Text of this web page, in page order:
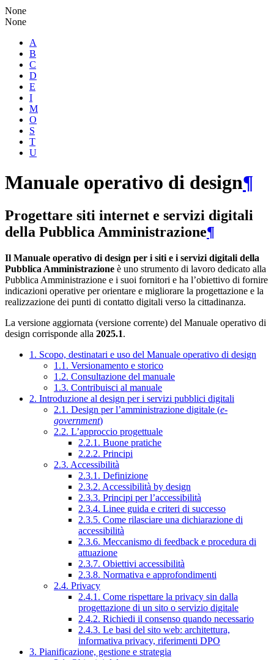
None
None
A
B
C
D
E
I
M
O
S
T
U
Manuale operativo di design¶
Progettare siti internet e servizi digitali
della Pubblica Amministrazione¶
Il Manuale operativo di design per i siti e i servizi digitali della
Pubblica Amministrazione è uno strumento di lavoro dedicato alla
Pubblica Amministrazione e i suoi fornitori e ha l’obiettivo di fornire
indicazioni operative per orientare e migliorare la progettazione e la
realizzazione dei punti di contatto digitali verso la cittadinanza.
La versione aggiornata (versione corrente) del Manuale operativo di
design corrisponde alla 2025.1.
1. Scopo, destinatari e uso del Manuale operativo di design
1.1. Versionamento e storico
1.2. Consultazione del manuale
1.3. Contribuisci al manuale
2. Introduzione al design per i servizi pubblici digitali
2.1. Design per l’amministrazione digitale (e-
government)
2.2. L’approccio progettuale
2.2.1. Buone pratiche
2.2.2. Principi
2.3. Accessibilità
2.3.1. Definizione
2.3.2. Accessibilità by design
2.3.3. Principi per l’accessibilità
2.3.4. Linee guida e criteri di successo
2.3.5. Come rilasciare una dichiarazione di
accessibilità
2.3.6. Meccanismo di feedback e procedura di
attuazione
2.3.7. Obiettivi accessibilità
2.3.8. Normativa e approfondimenti
2.4. Privacy
2.4.1. Come rispettare la privacy sin dalla
progettazione di un sito o servizio digitale
2.4.2. Richiedi il consenso quando necessario
2.4.3. Le basi del sito web: architettura,
informativa privacy, riferimenti DPO
3. Pianificazione, gestione e strategia